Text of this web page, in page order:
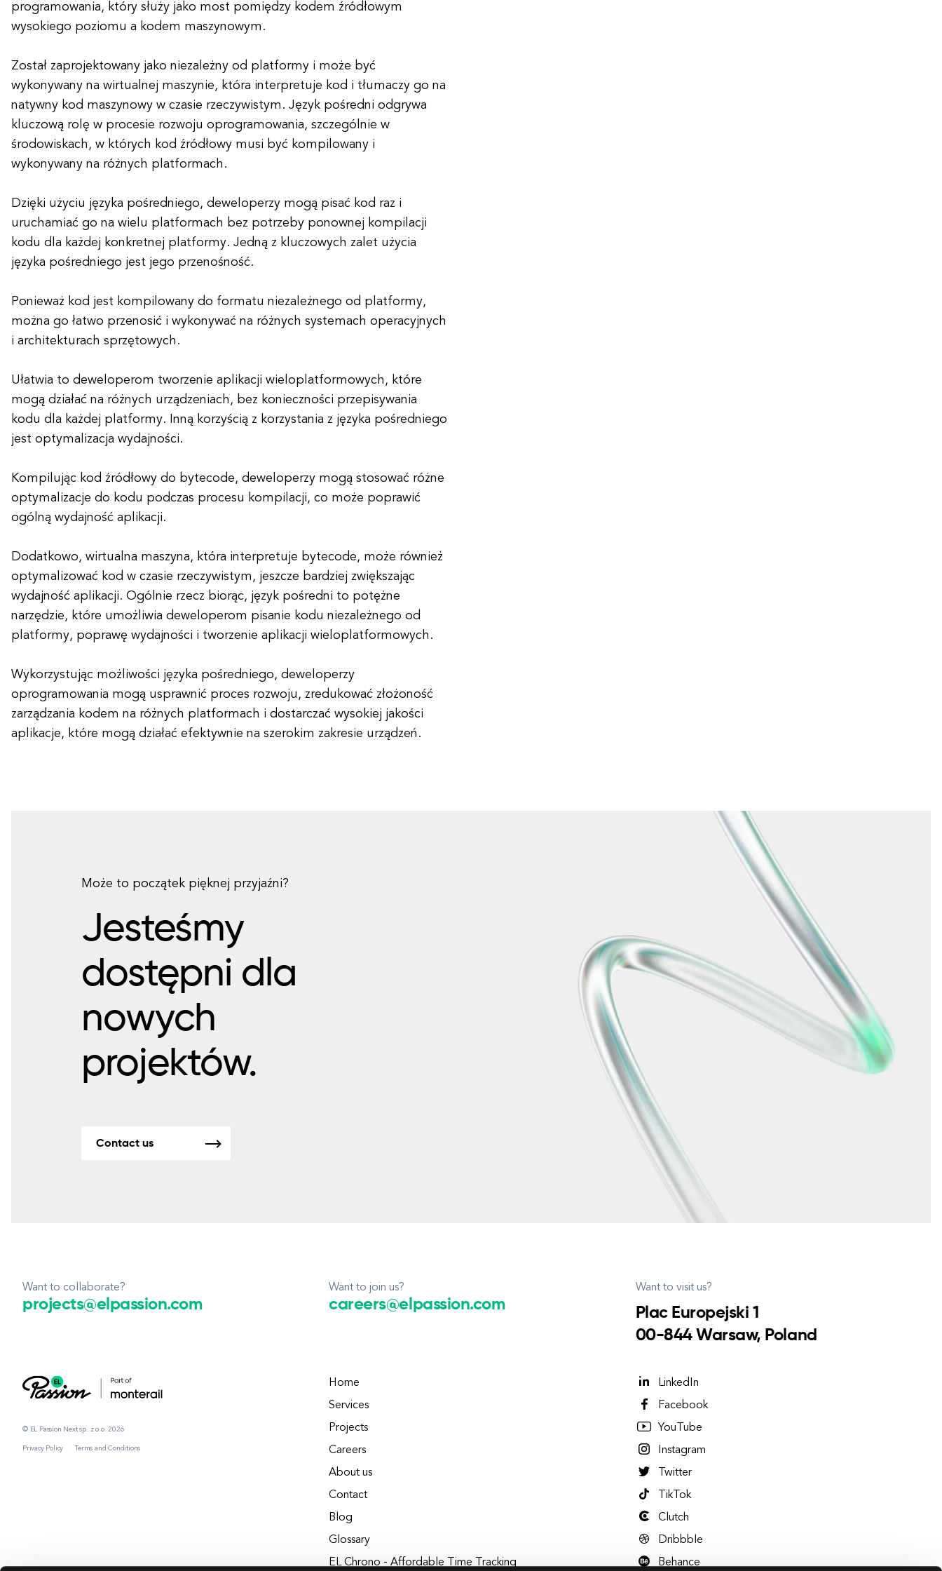
programowania, który służy jako most pomiędzy kodem źródłowym
wysokiego poziomu a kodem maszynowym.
Został zaprojektowany jako niezależny od platformy i może być
wykonywany na wirtualnej maszynie, która interpretuje kod i tłumaczy go na
natywny kod maszynowy w czasie rzeczywistym. Język pośredni odgrywa
kluczową rolę w procesie rozwoju oprogramowania, szczególnie w
środowiskach, w których kod źródłowy musi być kompilowany i
wykonywany na różnych platformach.
Dzięki użyciu języka pośredniego, deweloperzy mogą pisać kod raz i
uruchamiać go na wielu platformach bez potrzeby ponownej kompilacji
kodu dla każdej konkretnej platformy. Jedną z kluczowych zalet użycia
języka pośredniego jest jego przenośność.
Ponieważ kod jest kompilowany do formatu niezależnego od platformy,
można go łatwo przenosić i wykonywać na różnych systemach operacyjnych
i architekturach sprzętowych.
Ułatwia to deweloperom tworzenie aplikacji wieloplatformowych, które
mogą działać na różnych urządzeniach, bez konieczności przepisywania
kodu dla każdej platformy. Inną korzyścią z korzystania z języka pośredniego
jest optymalizacja wydajności.
Kompilując kod źródłowy do bytecode, deweloperzy mogą stosować różne
optymalizacje do kodu podczas procesu kompilacji, co może poprawić
ogólną wydajność aplikacji.
Dodatkowo, wirtualna maszyna, która interpretuje bytecode, może również
optymalizować kod w czasie rzeczywistym, jeszcze bardziej zwiększając
wydajność aplikacji. Ogólnie rzecz biorąc, język pośredni to potężne
narzędzie, które umożliwia deweloperom pisanie kodu niezależnego od
platformy, poprawę wydajności i tworzenie aplikacji wieloplatformowych.
Wykorzystując możliwości języka pośredniego, deweloperzy
oprogramowania mogą usprawnić proces rozwoju, zredukować złożoność
zarządzania kodem na różnych platformach i dostarczać wysokiej jakości
aplikacje, które mogą działać efektywnie na szerokim zakresie urządzeń.
Może to początek pięknej przyjaźni?
Jesteśmy
dostępni dla
nowych
projektów.
Contact us
Want to collaborate?
projects@elpassion.com
Want to join us?
careers@elpassion.com
Want to visit us?
Plac Europejski 1
00-844 Warsaw, Poland
© EL Passion Next sp. z o.o. 2026
Privacy Policy Terms and Conditions
Home
Services
Projects
Careers
About us
Contact
Blog
Glossary
EL Chrono - Affordable Time Tracking
LinkedIn
Facebook
YouTube
Instagram
Twitter
TikTok
Clutch
Dribbble
Behance